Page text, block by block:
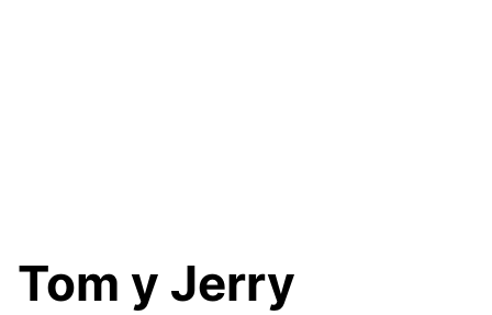
Tom y Jerry